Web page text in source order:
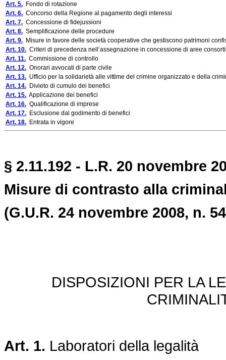
Art. 5. Fondo di rotazione
Art. 6. Concorso della Regione al pagamento degli interessi
Art. 7. Concessione di fidejussioni
Art. 8. Semplificazione delle procedure
Art. 9. Misure in favore delle società cooperative che gestiscono patrimoni
Art. 10. Criteri di precedenza nell’assegnazione in concessione di aree
Art. 11. Commissione di controllo
Art. 12. Onorari avvocati di parte civile
Art. 13. Ufficio per la solidarietà alle vittime del crimine organizzato e della
Art. 14. Divieto di cumulo dei benefici
Art. 15. Applicazione dei benefici
Art. 16. Qualificazione di imprese
Art. 17. Esclusione dal godimento di benefici
Art. 18. Entrata in vigore
§ 2.11.192 - L.R. 20 novembre
Misure di contrasto alla
(G.U.R. 24 novembre 2008, n.
DISPOSIZIONI PER LA
Art. 1. Laboratori della legalità